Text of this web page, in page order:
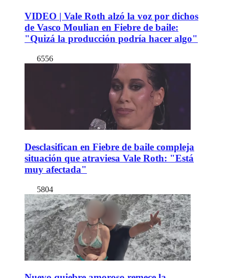
VIDEO | Vale Roth alzó la voz por dichos
de Vasco Moulian en Fiebre de baile:
"Quizá la producción podría hacer algo"
6556
Desclasifican en Fiebre de baile compleja
situación que atraviesa Vale Roth: "Está
muy afectada"
5804